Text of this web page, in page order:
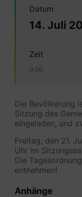
Datum
14. Juli
Zeit
0:00
Die Bevölkerung
Sitzung des
eingeladen, und
Freitag, den 21.
Uhr im
Die
entnehmen!
Anhänge